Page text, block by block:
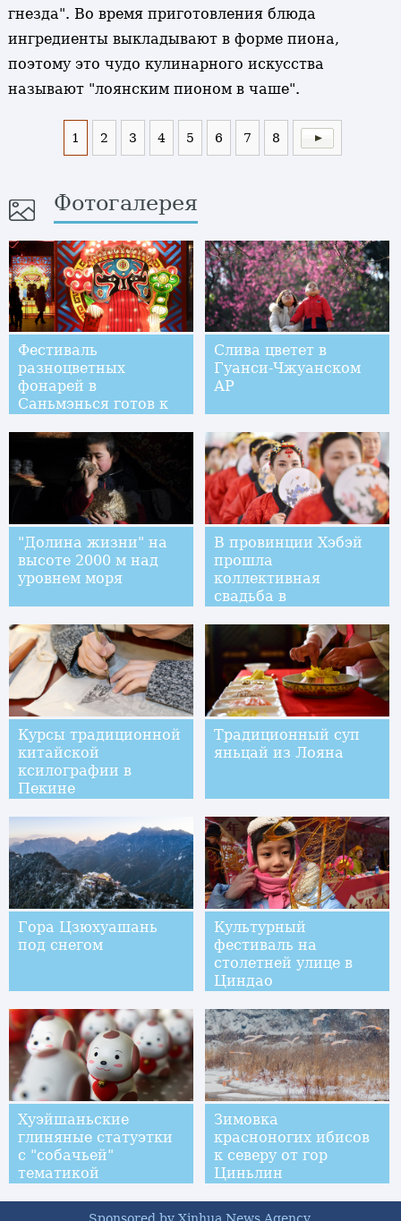
гнезда". Во время приготовления блюда
ингредиенты выкладывают в форме пиона,
поэтому это чудо кулинарного искусства
называют "лоянским пионом в чаше".
1 2 3 4 5 6 7 8
Фотогалерея
Фестиваль
разноцветных
фонарей в
Саньмэнься готов к
Слива цветет в
Гуанси-Чжуанском
АР
"Долина жизни" на
высоте 2000 м над
уровнем моря
В провинции Хэбэй
прошла
коллективная
свадьба в
Курсы традиционной
китайской
ксилографии в
Пекине
Традиционный суп
яньцай из Лояна
Гора Цзюхуашань
под снегом
Культурный
фестиваль на
столетней улице в
Циндао
Хуэйшаньские
глиняные статуэтки
с "собачьей"
тематикой
Зимовка
красноногих ибисов
к северу от гор
Циньлин